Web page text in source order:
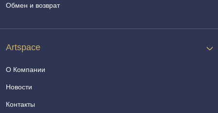
Обмен и возврат
Artspace
О Компании
Новости
Контакты